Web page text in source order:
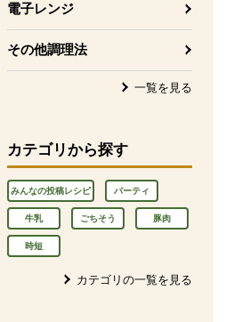
電子レンジ
その他調理法
一覧を見る
カテゴリから探す
みんなの投稿レシピ パーティ
牛乳 ごちそう 豚肉
時短
カテゴリの一覧を見る